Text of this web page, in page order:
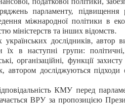
парламенту,
міжнародної політики в
міністерств та інших відомств.
дослідників, автор
їх в наступні групи: політичні,
організаційні, функції
досліджуються підходи
КМУ перед
ВРУ за пропозицією